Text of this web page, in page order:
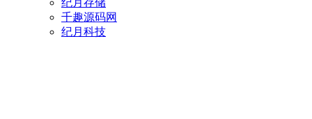
纪月存储
千趣源码网
纪月科技